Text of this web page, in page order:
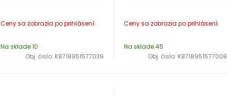
Na sklade 10
Obj. čislo: K8718951577039
Na sklade 45
Obj. čislo: K8718951577008